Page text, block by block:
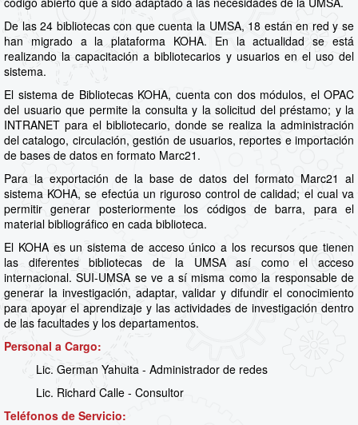
De las 24 bibliotecas con que cuenta la UMSA, 18 están en red y se
han migrado a la plataforma KOHA. En la actualidad se está
realizando la capacitación a bibliotecarios y usuarios en el uso del
sistema.
El sistema de Bibliotecas KOHA, cuenta con dos módulos, el OPAC
del usuario que permite la consulta y la solicitud del préstamo; y la
INTRANET para el bibliotecario, donde se realiza la administración
del catalogo, circulación, gestión de usuarios, reportes e importación
de bases de datos en formato Marc21.
Para la exportación de la base de datos del formato Marc21 al
sistema KOHA, se efectúa un riguroso control de calidad; el cual va
permitir generar posteriormente los códigos de barra, para el
material bibliográfico en cada biblioteca.
El KOHA es un sistema de acceso único a los recursos que tienen
las diferentes bibliotecas de la UMSA así como el acceso
internacional. SUI-UMSA se ve a sí misma como la responsable de
generar la investigación, adaptar, validar y difundir el conocimiento
para apoyar el aprendizaje y las actividades de investigación dentro
de las facultades y los departamentos.
Personal a Cargo:
Lic. German Yahuita - Administrador de redes
Lic. Richard Calle - Consultor
Teléfonos de Servicio: